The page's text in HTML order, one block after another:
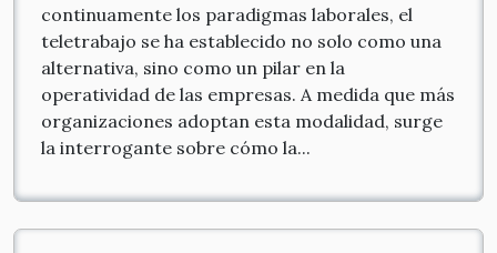
continuamente los paradigmas laborales, el
teletrabajo se ha establecido no solo como una
alternativa, sino como un pilar en la
operatividad de las empresas. A medida que más
organizaciones adoptan esta modalidad, surge
la interrogante sobre cómo la...